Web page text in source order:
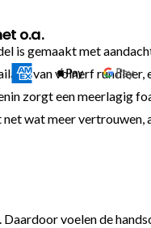
o.a.
is gemaakt met
van volnerf rundleer,
zorgt een meerlagig
wat meer vertrouwen,
voelen de